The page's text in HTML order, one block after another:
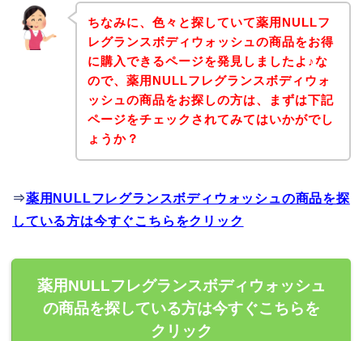
ちなみに、色々と探していて薬用NULLフ
レグランスボディウォッシュの商品をお得
に購入できるページを発見しましたよ♪な
ので、薬用NULLフレグランスボディウォ
ッシュの商品をお探しの方は、まずは下記
ページをチェックされてみてはいかがでし
ょうか？
⇒薬用NULLフレグランスボディウォッシュの商品を探
している方は今すぐこちらをクリック
薬用NULLフレグランスボディウォッシュ
の商品を探している方は今すぐこちらを
クリック